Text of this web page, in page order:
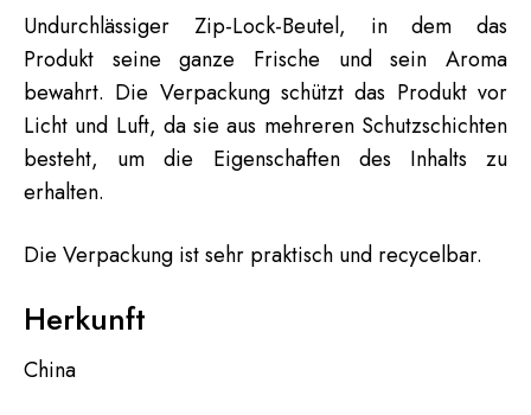
Undurchlässiger Zip-Lock-Beutel, in dem das
Produkt seine ganze Frische und sein Aroma
bewahrt. Die Verpackung schützt das Produkt vor
Licht und Luft, da sie aus mehreren Schutzschichten
besteht, um die Eigenschaften des Inhalts zu
erhalten.
Die Verpackung ist sehr praktisch und recycelbar.
Herkunft
China